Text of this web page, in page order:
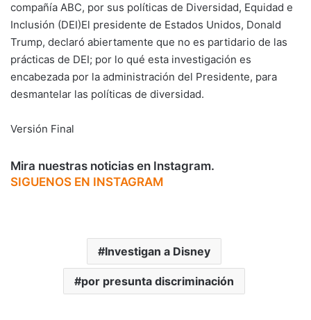
compañía ABC, por sus políticas de Diversidad, Equidad e
Inclusión (DEI)El presidente de Estados Unidos, Donald
Trump, declaró abiertamente que no es partidario de las
prácticas de DEI; por lo qué esta investigación es
encabezada por la administración del Presidente, para
desmantelar las políticas de diversidad.
Versión Final
Mira nuestras noticias en Instagram.
SIGUENOS EN INSTAGRAM
Investigan a Disney
por presunta discriminación